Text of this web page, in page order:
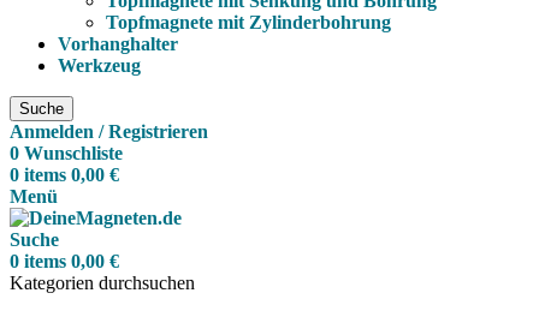
Topfmagnete mit Zylinderbohrung
Vorhanghalter
Werkzeug
Suche
Anmelden / Registrieren
0 Wunschliste
0 items 0,00 €
Menü
Suche
0 items 0,00 €
Kategorien durchsuchen